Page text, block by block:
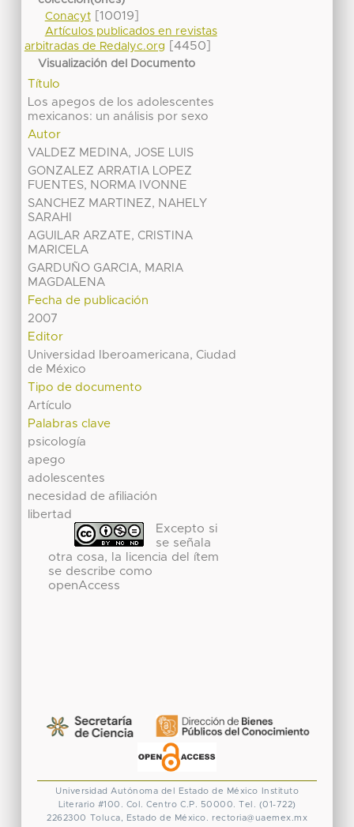
Conacyt[10019]
Artículos publicados en revistas
arbitradas de Redalyc.org
[4450]
Visualización del Documento
Título
Los apegos de los adolescentes
mexicanos: un análisis por sexo
Autor
VALDEZ MEDINA, JOSE LUIS
GONZALEZ ARRATIA LOPEZ
FUENTES, NORMA IVONNE
SANCHEZ MARTINEZ, NAHELY
SARAHI
AGUILAR ARZATE, CRISTINA
MARICELA
GARDUÑO GARCIA, MARIA
MAGDALENA
Fecha de publicación
2007
Editor
Universidad Iberoamericana, Ciudad
de México
Tipo de documento
Artículo
Palabras clave
psicología
apego
adolescentes
necesidad de afiliación
libertad
Excepto si
se señala
otra cosa, la licencia del ítem
se describe como
openAccess
Universidad Autónoma del Estado de México
Instituto
Literario #100. Col. Centro C.P. 50000. Tel. (01-722)
2262300
Toluca, Estado de México. rectoria@uaemex.mx